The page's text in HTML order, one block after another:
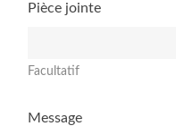
Pièce jointe
Facultatif
Message